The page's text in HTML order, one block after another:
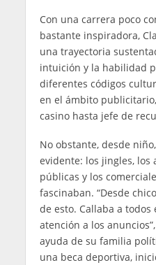
Con una carrera poco
bastante inspiradora,
una trayectoria
intuición y la habilidad
diferentes códigos
en el ámbito
casino hasta jefe de
No obstante, desde
evidente: los jingles, los
públicas y los
fascinaban. “Desde
de esto. Callaba a
atención a los
ayuda de su familia
una beca deportiva,